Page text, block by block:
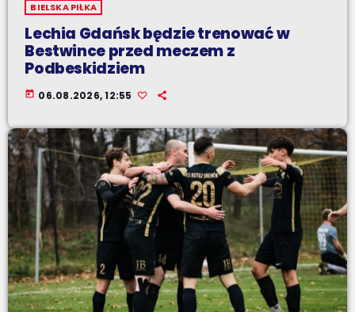
BIELSKA PIŁKA
Lechia Gdańsk będzie trenować w
Bestwince przed meczem z
Podbeskidziem
today 06.08.2026, 12:55